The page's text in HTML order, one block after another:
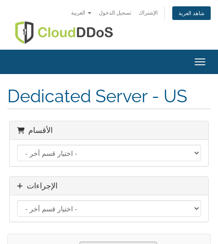
تسجيل الدخول الإشتراك شاهد العربة
Dedicated Server - US
الأقسام
الإجراءات